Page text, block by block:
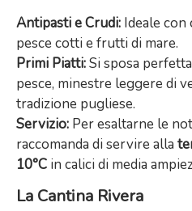
Antipasti e Crudi: Ideale con
pesce cotti e frutti di mare.
Primi Piatti:Si sposa
pesce, minestre leggere di
tradizione pugliese.
Servizio: Per esaltarne le
raccomanda di servire alla
10°C in calici di media
La Cantina Rivera